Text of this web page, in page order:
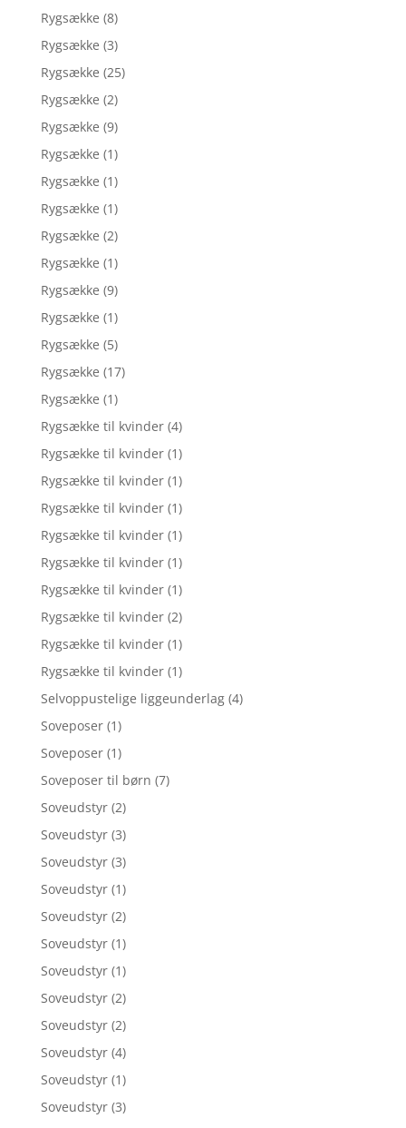
Rygsække (8)
Rygsække (3)
Rygsække (25)
Rygsække (2)
Rygsække (9)
Rygsække (1)
Rygsække (1)
Rygsække (1)
Rygsække (2)
Rygsække (1)
Rygsække (9)
Rygsække (1)
Rygsække (5)
Rygsække (17)
Rygsække (1)
Rygsække til kvinder (4)
Rygsække til kvinder (1)
Rygsække til kvinder (1)
Rygsække til kvinder (1)
Rygsække til kvinder (1)
Rygsække til kvinder (1)
Rygsække til kvinder (1)
Rygsække til kvinder (2)
Rygsække til kvinder (1)
Rygsække til kvinder (1)
Selvoppustelige liggeunderlag (4)
Soveposer (1)
Soveposer (1)
Soveposer til børn (7)
Soveudstyr (2)
Soveudstyr (3)
Soveudstyr (3)
Soveudstyr (1)
Soveudstyr (2)
Soveudstyr (1)
Soveudstyr (1)
Soveudstyr (2)
Soveudstyr (2)
Soveudstyr (4)
Soveudstyr (1)
Soveudstyr (3)